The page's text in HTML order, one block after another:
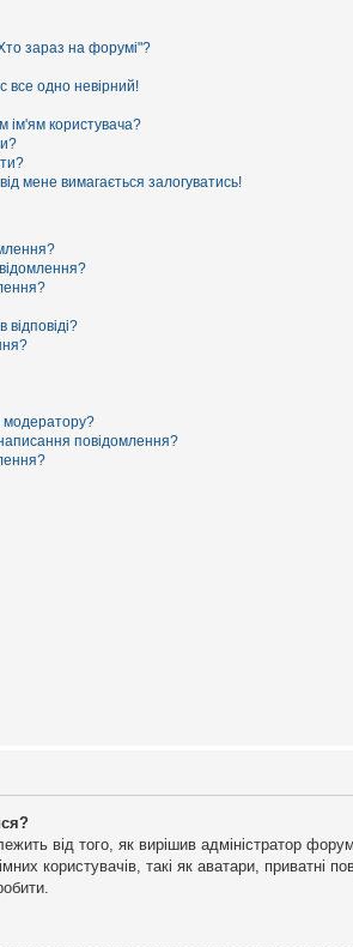
зараз на форумі"?
все одно невірний!
ім'ям користувача?
мене вимагається залогуватись!
модератору?
повідомлення?
від того, як вирішив адміністратор
користувачів, такі як аватари,